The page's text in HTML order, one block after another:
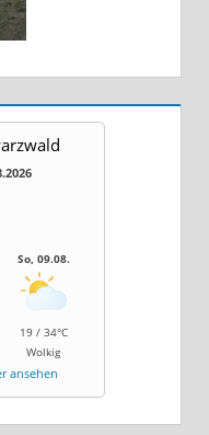
So, 09.08.
19 / 34°C
Wolkig
ansehen